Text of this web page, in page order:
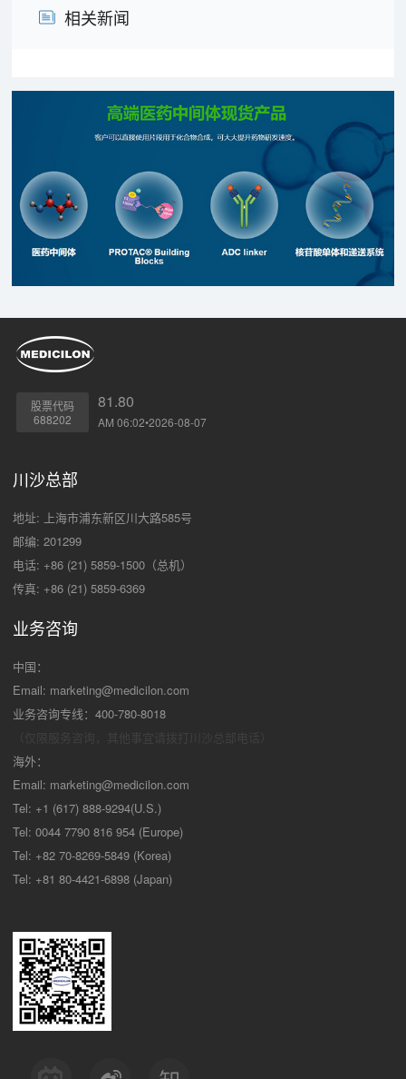
相关新闻
股票代码
688202
81.80
AM 06:02•2026-08-07
川沙总部
地址: 上海市浦东新区川大路585号
邮编: 201299
电话: +86 (21) 5859-1500（总机）
传真: +86 (21) 5859-6369
业务咨询
中国：
Email: marketing@medicilon.com
业务咨询专线：400-780-8018
海外：
Email: marketing@medicilon.com
Tel: +1 (617) 888-9294(U.S.)
Tel: 0044 7790 816 954 (Europe)
Tel: +82 70-8269-5849 (Korea)
Tel: +81 80-4421-6898 (Japan)